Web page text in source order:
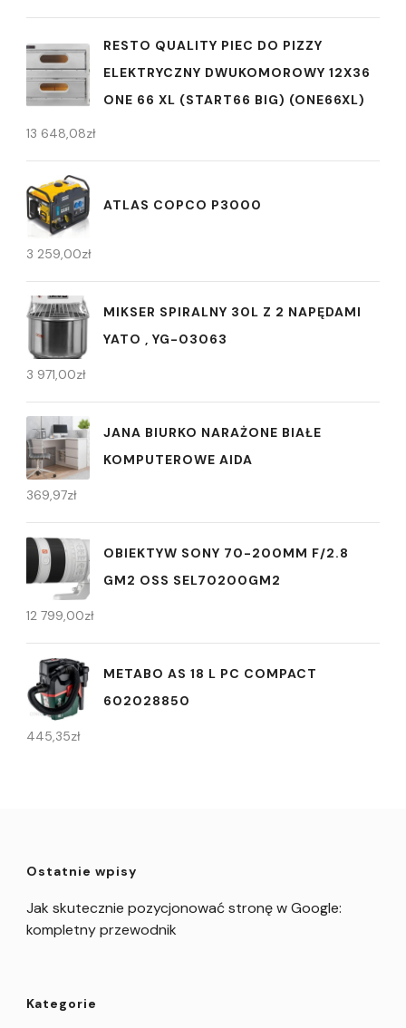
RESTO QUALITY PIEC DO PIZZY
ELEKTRYCZNY DWUKOMOROWY 12X36
ONE 66 XL (START66 BIG) (ONE66XL)
13 648,08zł
ATLAS COPCO P3000
3 259,00zł
MIKSER SPIRALNY 30L Z 2 NAPĘDAMI
YATO , YG-03063
3 971,00zł
JANA BIURKO NARAŻONE BIAŁE
KOMPUTEROWE AIDA
369,97zł
OBIEKTYW SONY 70-200MM F/2.8
GM2 OSS SEL70200GM2
12 799,00zł
METABO AS 18 L PC COMPACT
602028850
445,35zł
Ostatnie wpisy
Jak skutecznie pozycjonować stronę w Google:
kompletny przewodnik
Kategorie